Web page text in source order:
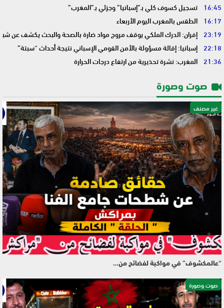
16:45 تسجيل كسوف كلي بـ”إسبانيا” وجزئي بـ”المغرب”
16:17 الطقس بالمغرب اليوم الأربعاء
23:19 إفران: الدرك الملكي يوقف مروج مواد ضارة بالصحة والبحث يكشف عن
22:18 إسبانيا: إقالة مسؤولة بالأمن القومي الإسباني نتيجة أحداث “سبتة”
21:36 المغرب: نشرة تحذيرية من ارتفاع درجات الحرارة
صوت وصورة
غير مصنف
“عالمكشوف” في مواكبة لفضائح من…
صوت وصورة